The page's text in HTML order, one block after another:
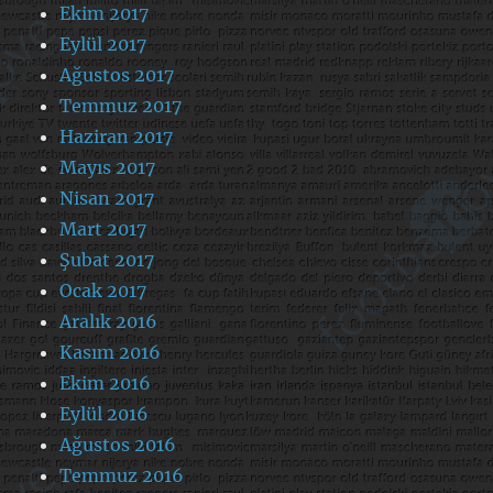
Ekim 2017
Eylül 2017
Ağustos 2017
Temmuz 2017
Haziran 2017
Mayıs 2017
Nisan 2017
Mart 2017
Şubat 2017
Ocak 2017
Aralık 2016
Kasım 2016
Ekim 2016
Eylül 2016
Ağustos 2016
Temmuz 2016